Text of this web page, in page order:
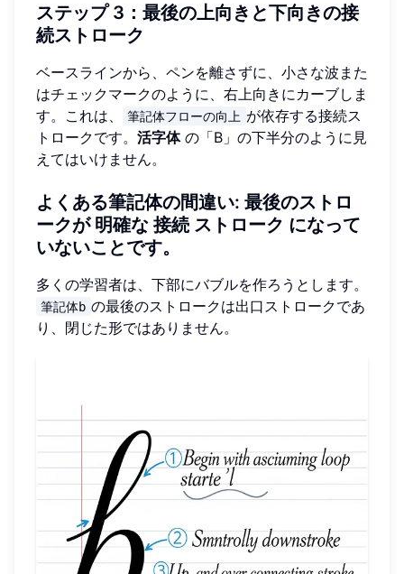
ステップ 3：最後の上向きと下向きの接
続ストローク
ベースラインから、ペンを離さずに、小さな波また
はチェックマークのように、右上向きにカーブしま
す。これは、
筆記体フローの向上 が依存する接続ス
トロークです。 活字体の「B」の下半分のように見
えてはいけません。
よくある筆記体の間違い: 最後のストロ
ークが 明確な 接続 ストローク になって
いないことです。
多くの学習者は、下部にバブルを作ろうとします。
筆記体b の最後のストロークは出口ストロークであ
り、閉じた形ではありません。